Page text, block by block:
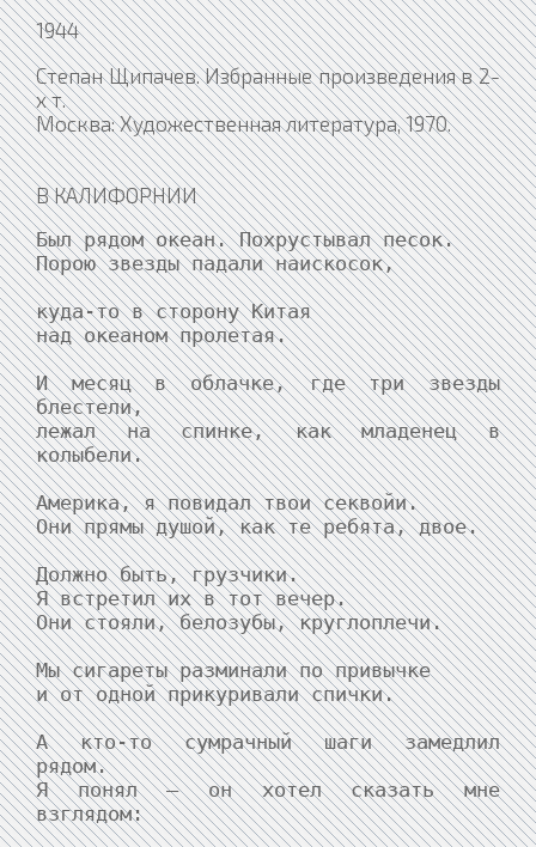
1944
Степан Щипачев. Избранные произведения в 2-
х т.
Москва: Художественная литература, 1970.
В КАЛИФОРНИИ
Был рядом океан. Похрустывал песок.
Порою звезды падали наискосок,
куда-то в сторону Китая
над океаном пролетая.
И месяц в облачке, где три звезды
блестели,
лежал на спинке, как младенец в
колыбели.
Америка, я повидал твои секвойи.
Они прямы душой, как те ребята, двое.
Должно быть, грузчики.
Я встретил их в тот вечер.
Они стояли, белозубы, круглоплечи.
Мы сигареты разминали по привычке
и от одной прикуривали спички.
А кто-то сумрачный шаги замедлил
рядом.
Я понял — он хотел сказать мне
взглядом: